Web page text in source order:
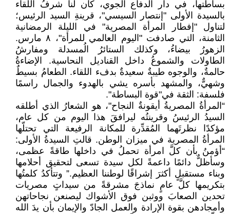
بساطتها، في دار الدفاع الجوي، كان لنا شرفُ اللقاء
بالسيدة الأولى "إنتصار السيسي"، قرينةِ السيد الرئيس؛
لتناول "إفطار المرأة المصرية" في الليلة الرمضانية
الثامنة، التي صادفت "اليوم العالمي للمرأة"، ٨ مارس.
الزهورُ بيضاءُ، وكذلك الستائرُ الُمسدلة ومفارشُ
الطاولات والشموعُ داخل القناديل النحاسية. الإضاءةُ
حالمةٌ، والوجوه طيبةٌ سعيدةٌ بدفء اللقاء. الطعامُ بسيطٌ
وشهيٌّ، والمشهد بأسره يشي بالهدوء والجمال راسمًا
فلسفة: الثقة في"قوة البساطة".
“المرأةُ المصريةُ أيقونةٌ النجاح"، هو الشعارُ الذي أطلقه
السيدُ الرئيسُ وقرينتُه ليرافقَ هذا اليوم من كل عام،
مؤكدًا نظرتَهما المُقدِّرة للمكانة الرفيعة التي تحتلّها
المرأةُ المصرية في ميزان الوطن. قالتِ السيدةُ الأولى:
“أؤمنُ بأن كلَّ امرأة تحملُ في داخلها طاقةً عظمى،
وسأظلٌّ دائمًا داعمةً لكل سيدة تسعى لتحقيق أحلامها
وبناء مستقبلٍ أكثرَ إشراقًا لوطننا العظيم.” وتتأكدُ كلمتُها
بتكريمها كلَّ عامٍ نماذجَ مشرقةً من سيداتٍ مصريات
تحدين الصعابَ ووثبن فوق الأشواك ليصنعن نجاحاتهن
وأمجادهن بقوة الإرادة والعمل الجادّ والإيمان بأن يدَ الله